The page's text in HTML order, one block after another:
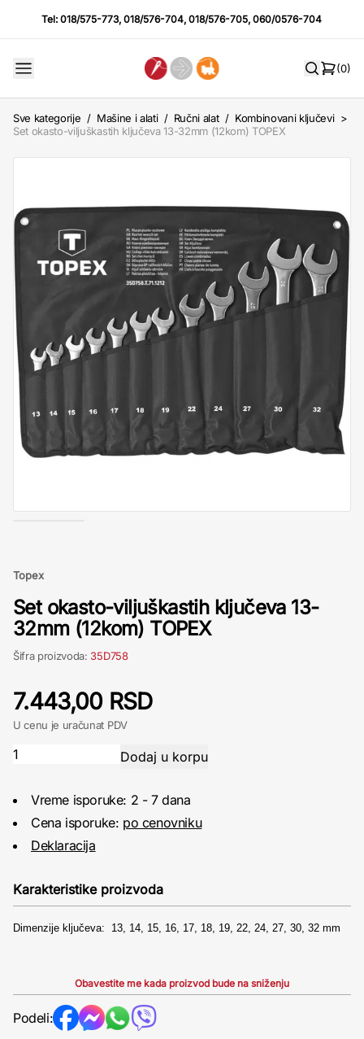
Tel:018/575-773,018/576-704,018/576-705,060/0576-704
(0)
Sve kategorije / Mašine i alati / Ručni alat / Kombinovani ključevi >
Set okasto-viljuškastih ključeva 13-32mm (12kom) TOPEX
Topex
Set okasto-viljuškastih ključeva 13-
32mm (12kom) TOPEX
Šifra proizvoda: 35D758
7.443,00 RSD
U cenu je uračunat PDV
Vreme isporuke: 2 - 7 dana
Cena isporuke: po cenovniku
Deklaracija
Karakteristike proizvoda
Dimenzije ključeva: 13, 14, 15, 16, 17, 18, 19, 22, 24, 27, 30, 32 mm
Obavestite me kada proizvod bude na sniženju
Podeli: